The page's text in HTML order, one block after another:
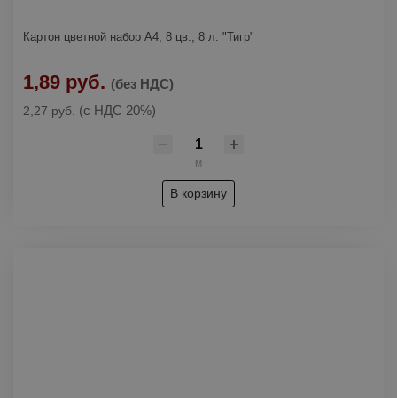
Картон цветной набор А4, 8 цв., 8 л. "Тигр"
1,89 руб. (без НДС)
2,27 руб. (с НДС 20%)
м
В корзину